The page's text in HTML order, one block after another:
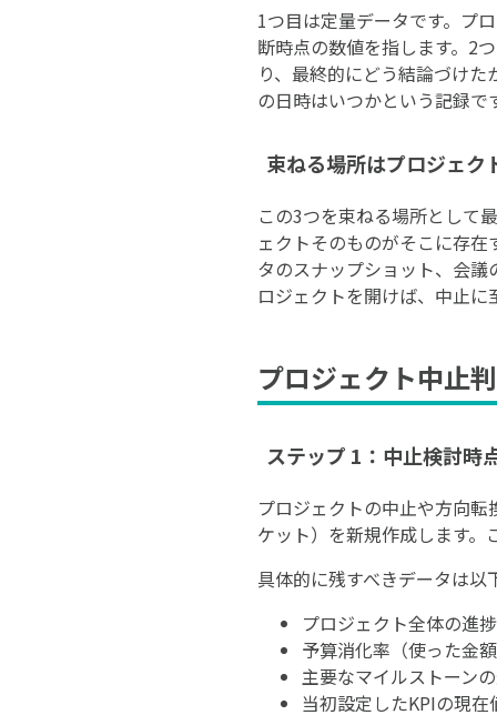
1つ目は定量データです。プ
断時点の数値を指します。2
り、最終的にどう結論づけ
の日時はいつかという記録で
束ねる場所はプロジェク
この3つを束ねる場所として
ェクトそのものがそこに存
タのスナップショット、会
ロジェクトを開けば、中止に
プロジェクト中止
ステップ 1：中止検討時
プロジェクトの中止や方向
ケット）を新規作成します。
具体的に残すべきデータは以
プロジェクト全体の進
予算消化率（使った金額
主要なマイルストーン
当初設定したKPIの現